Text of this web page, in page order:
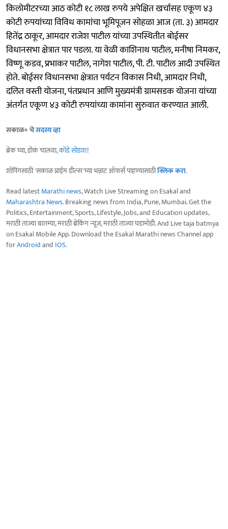
किलोमीटरच्या आठ कोटी १८ लाख रुपये अपेक्षित खर्चासह एकूण ४३
कोटी रुपयांच्या विविध कामांचा भूमिपूजन सोहळा आज (ता. ३) आमदार
हितेंद्र ठाकूर, आमदार राजेश पाटील यांच्या उपस्थितीत बोईसर
विधानसभा क्षेत्रात पार पडला. या वेळी काशिनाथ पाटील, मनीषा निमकर,
विष्णू कडव, प्रभाकर पाटील, नागेश पाटील, पी. टी. पाटील आदी उपस्थित
होते. बोईसर विधानसभा क्षेत्रात पर्यटन विकास निधी, आमदार निधी,
दलित वस्ती योजना, पंतप्रधान आणि मुख्यमंत्री ग्रामसडक योजना यांच्या
अंतर्गत एकूण ४३ कोटी रुपयांच्या कामांना सुरुवात करण्यात आली.
सकाळ+ चेसदस्य व्हा
ब्रेक घ्या, डोकं चालवा,कोडे सोडवा!
शॉपिंगसाठी 'सकाळ प्राईम डील्स'च्या भन्नाट ऑफर्स पाहण्यासाठीक्लिक करा.
Read latestMarathi news, Watch Live Streaming on Esakal and
Maharashtra News. Breaking news from India, Pune, Mumbai. Get the
Politics, Entertainment, Sports, Lifestyle, Jobs, and Education updates,
मराठी ताज्या बातम्या, मराठी ब्रेकिंग न्यूज, मराठी ताज्या घडामोडी. And Live taja batmya
on Esakal Mobile App. Download the Esakal Marathi news Channel app
forAndroidand IOS.